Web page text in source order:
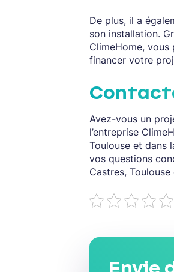
De plus, il a
son installation.
ClimeHome,
financer votre
Avez-vous un
l’entreprise
Toulouse et dans
vos questions
Castres,